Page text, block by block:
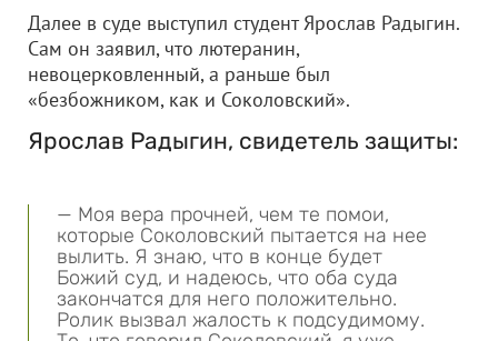
Далее в суде выступил студент Ярослав Радыгин.
Сам он заявил, что лютеранин,
невоцерковленный, а раньше был
«безбожником, как и Соколовский».
Ярослав Радыгин, свидетель защиты:
— Моя вера прочней, чем те помои,
которые Соколовский пытается на нее
вылить. Я знаю, что в конце будет
Божий суд, и надеюсь, что оба суда
закончатся для него положительно.
Ролик вызвал жалость к подсудимому.